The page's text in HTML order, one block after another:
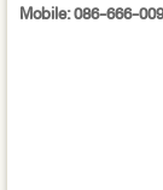
Mobile: 086-666-